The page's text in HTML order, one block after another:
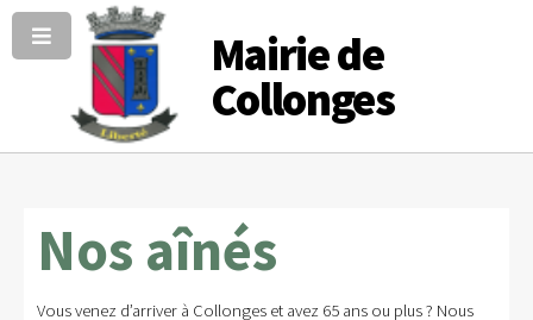
Mairie de
Collonges
Nos aînés
Vous venez d’arriver à Collonges et avez 65 ans ou plus ? Nous